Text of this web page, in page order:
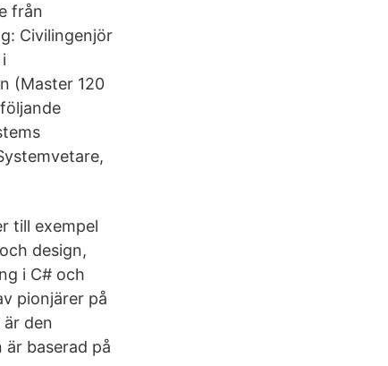
från
Civilingenjör
(Master 120
till exempel
design,
i C# och
pionjärer på
den
baserad på